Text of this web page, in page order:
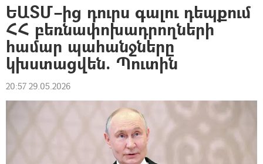
ԵԱՏՄ–ից դուրս գալու դեպքում
ՀՀ բեռնափոխադրողների
համար պահանջները
կխստացվեն. Պուտին
20:57 29.05.2026